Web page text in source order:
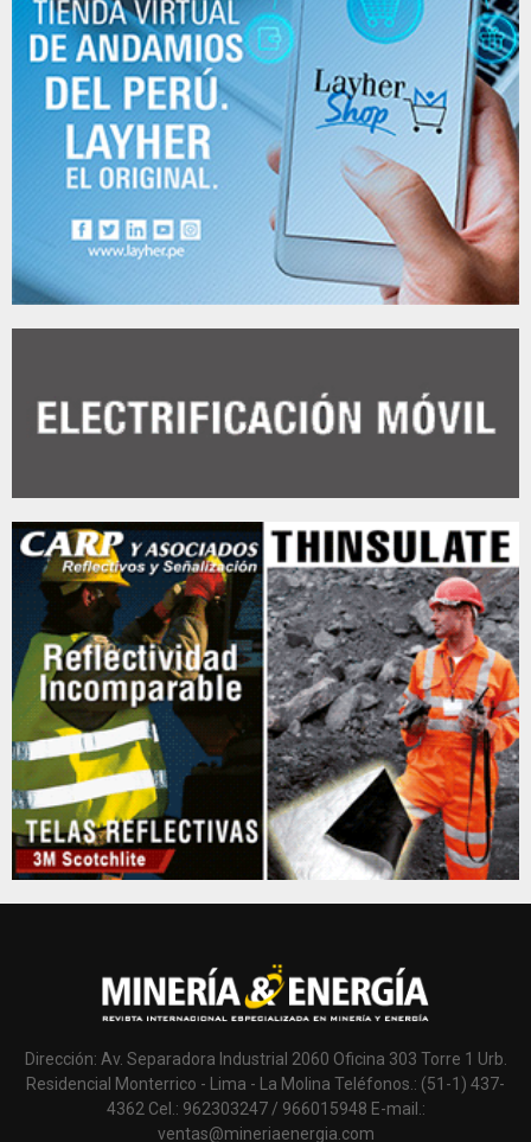
Dirección: Av. Separadora Industrial 2060 Oficina 303 Torre 1 Urb.
Residencial Monterrico - Lima - La Molina Teléfonos.: (51-1) 437-
4362 Cel.: 962303247 / 966015948 E-mail.:
ventas@mineriaenergia.com